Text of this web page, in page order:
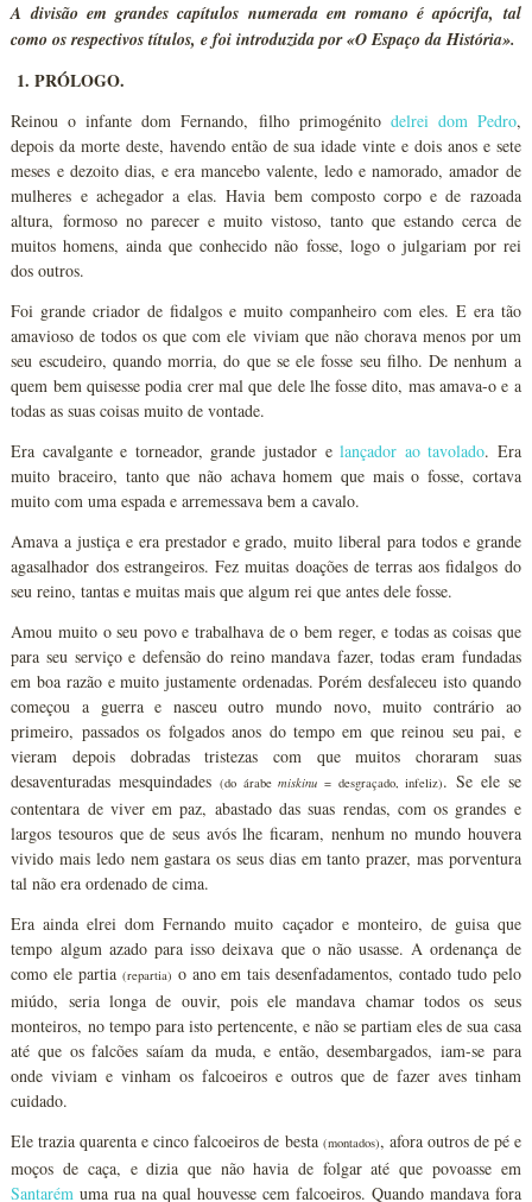
A divisão em grandes capítulos numerada em romano é apócrifa, tal
como os respectivos títulos, e foi introduzida por «O Espaço da História».
1. PRÓLOGO.
Reinou o infante dom Fernando, filho primogénito delrei dom Pedro,
depois da morte deste, havendo então de sua idade vinte e dois anos e sete
meses e dezoito dias, e era mancebo valente, ledo e namorado, amador de
mulheres e achegador a elas. Havia bem composto corpo e de razoada
altura, formoso no parecer e muito vistoso, tanto que estando cerca de
muitos homens, ainda que conhecido não fosse, logo o julgariam por rei
dos outros.
Foi grande criador de fidalgos e muito companheiro com eles. E era tão
amavioso de todos os que com ele viviam que não chorava menos por um
seu escudeiro, quando morria, do que se ele fosse seu filho. De nenhum a
quem bem quisesse podia crer mal que dele lhe fosse dito, mas amava-o e a
todas as suas coisas muito de vontade.
Era cavalgante e torneador, grande justador elançador ao tavolado. Era
muito braceiro, tanto que não achava homem que mais o fosse, cortava
muito com uma espada e arremessava bem a cavalo.
Amava a justiça e era prestador e grado, muito liberal para todos e grande
agasalhador dos estrangeiros. Fez muitas doações de terras aos fidalgos do
seu reino, tantas e muitas mais que algum rei que antes dele fosse.
Amou muito o seu povo e trabalhava de o bem reger, e todas as coisas que
para seu serviço e defensão do reino mandava fazer, todas eram fundadas
em boa razão e muito justamente ordenadas. Porém desfaleceu isto quando
começou a guerra e nasceu outro mundo novo, muito contrário ao
primeiro, passados os folgados anos do tempo em que reinou seu pai, e
vieram depois dobradas tristezas com que muitos choraram suas
desaventuradas mesquindades (do árabemiskinu = desgraçado, infeliz). Se ele se
contentara de viver em paz, abastado das suas rendas, com os grandes e
largos tesouros que de seus avós lhe ficaram, nenhum no mundo houvera
vivido mais ledo nem gastara os seus dias em tanto prazer, mas porventura
tal não era ordenado de cima.
Era ainda elrei dom Fernando muito caçador e monteiro, de guisa que
tempo algum azado para isso deixava que o não usasse. A ordenança de
como ele partia (repartia) o ano em tais desenfadamentos, contado tudo pelo
miúdo, seria longa de ouvir, pois ele mandava chamar todos os seus
monteiros, no tempo para isto pertencente, e não se partiam eles de sua casa
até que os falcões saíam da muda, e então, desembargados, iam-se para
onde viviam e vinham os falcoeiros e outros que de fazer aves tinham
cuidado.
Ele trazia quarenta e cinco falcoeiros de besta (montados), afora outros de pé e
moços de caça, e dizia que não havia de folgar até que povoasse em
Santarém uma rua na qual houvesse cem falcoeiros. Quando mandava fora